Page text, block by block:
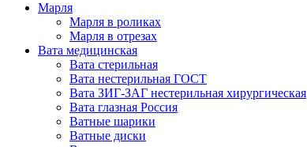
Марля
Марля в роликах
Марля в отрезах
Вата медицинская
Вата стерильная
Вата нестерильная ГОСТ
Вата ЗИГ-ЗАГ нестерильная хирургическая
Вата глазная Россия
Ватные шарики
Ватные диски